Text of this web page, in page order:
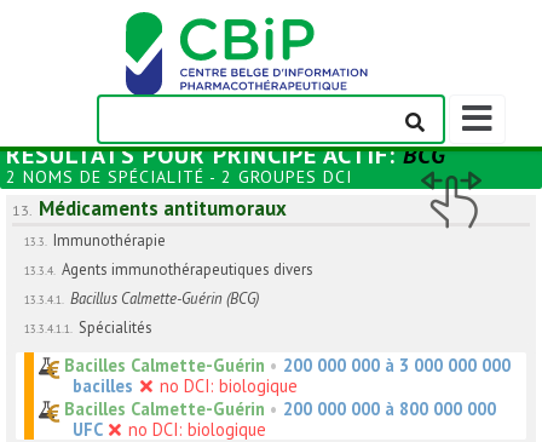
Afficher/
la
de
navigation
RÉSULTATS POURPRINCIPE ACTIF:BCG
2 NOMS DE SPÉCIALITÉ - 2 GROUPES DCI
13. Médicaments antitumoraux
13.3. Immunothérapie
13.3.4. Agents immunothérapeutiques divers
13.3.4.1. Bacillus Calmette-Guérin (BCG)
13.3.4.1.1. Spécialités
Bacilles Calmette-Guérin • 200 000 000 à 3 000 000 000
bacilles
no DCI: biologique
Bacilles Calmette-Guérin • 200 000 000 à 800 000 000
UFC
no DCI: biologique